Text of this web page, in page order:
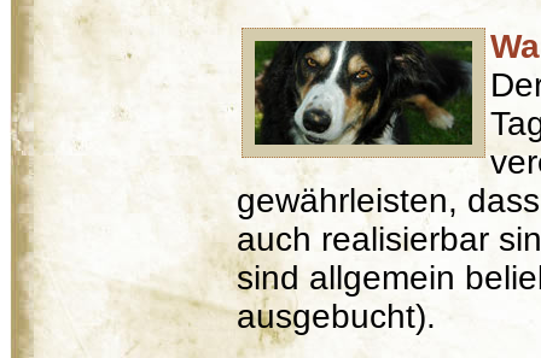
gewährleisten,
auch realisierbar
sind allgemein
ausgebucht).